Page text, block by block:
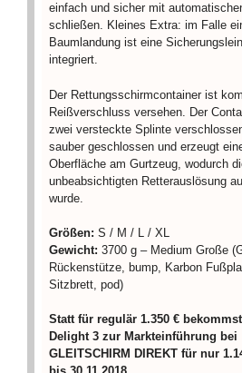
einfach und sicher mit
schließen. Kleines Extra: im Falle
Baumlandung ist eine
integriert.
Der Rettungsschirmcontainer ist
Reißverschluss versehen. Der
zwei versteckte Splinte
sauber geschlossen und erzeugt
Oberfläche am Gurtzeug, wodurch
unbeabsichtigten Retterauslösung
wurde.
Größen: S / M / L / XL
Gewicht: 3700 g – Medium Große
Rückenstütze, bump, Karbon
Sitzbrett, pod)
Statt für regulär 1.350 €
Delight 3 zur Markteinführung bei
GLEITSCHIRM DIREKT für nur